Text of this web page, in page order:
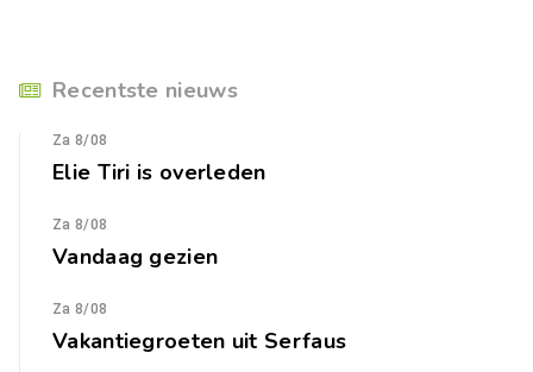
Recentste nieuws
Za 8/08
Elie Tiri is overleden
Za 8/08
Vandaag gezien
Za 8/08
Vakantiegroeten uit Serfaus